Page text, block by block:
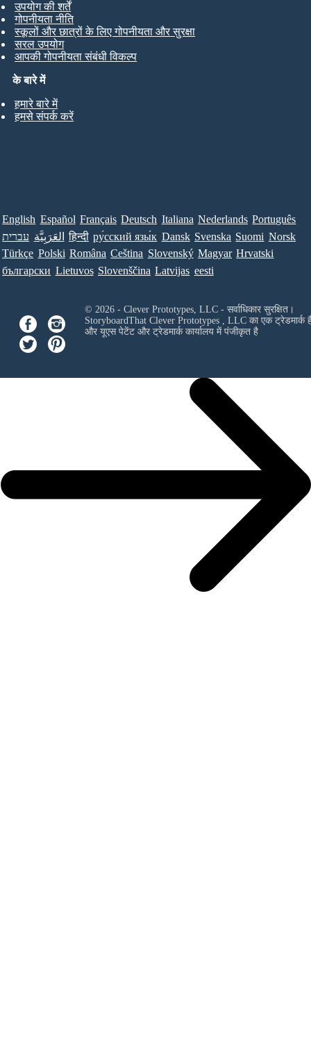
के बारे में
हमारे बारे में
हमसे संपर्क करें
उपयोग की शर्तें
गोपनीयता नीति
स्कूलों और छात्रों के लिए गोपनीयता और सुरक्षा
सरल उपयोग
आपकी गोपनीयता संबंधी विकल्प
English Español Français Deutsch Italiana Nederlands Português
עברית العَرَبِيَّة हिन्दी ру́сский язы́к Dansk Svenska Suomi Norsk
Türkçe Polski Româna Ceština Slovenský Magyar Hrvatski
български Lietuvos Slovenščina Latvijas eesti
© 2026 - Clever Prototypes, LLC - सर्वाधिकार सुरक्षित।
StoryboardThat Clever Prototypes , LLCका एक ट्रेडमार्क
और यूएस पेटेंट और ट्रेडमार्क कार्यालय में पंजीकृत है